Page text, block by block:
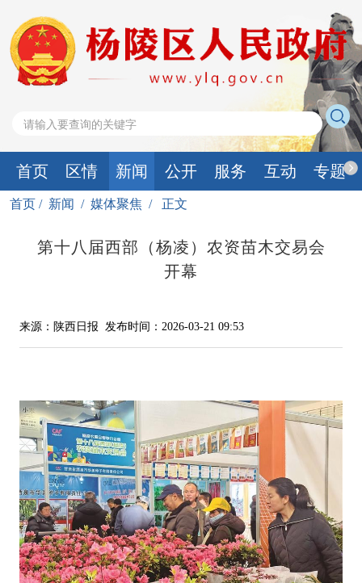
首页 区情 新闻 公开 服务 互动 专题
首页 / 新闻 / 媒体聚焦 / 正文
第十八届西部（杨凌）农资苗木交易会
开幕
来源：陕西日报 发布时间：2026-03-21 09:53